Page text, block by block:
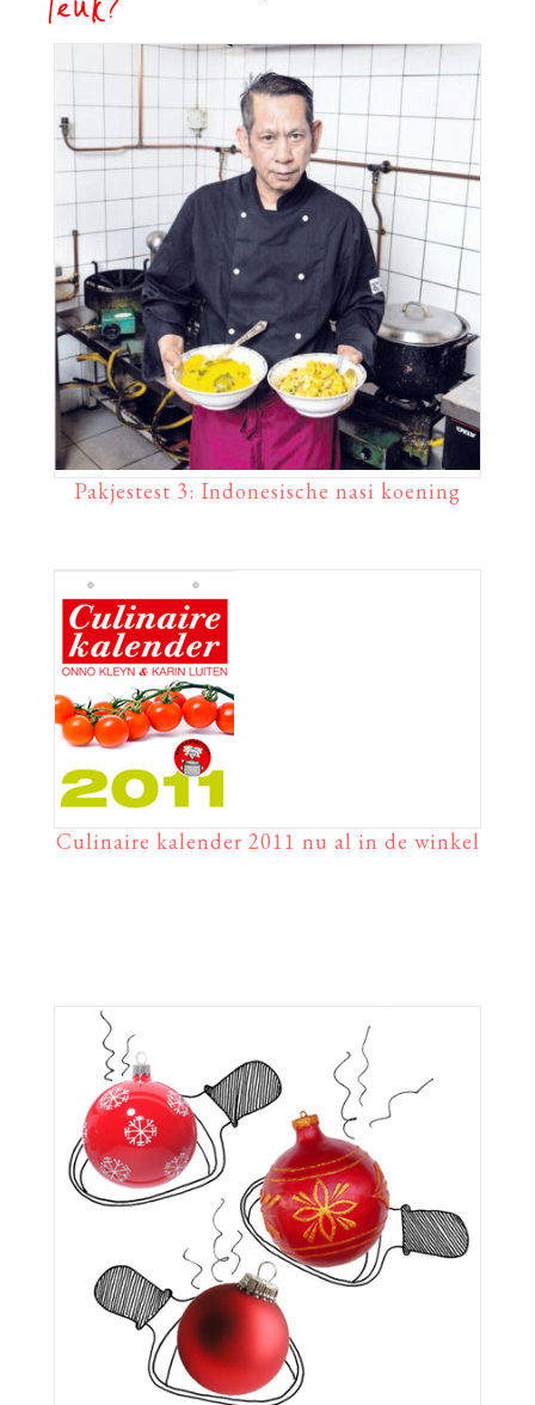
leuk?
Pakjestest 3: Indonesische nasi koening
Culinaire kalender 2011 nu al in de winkel